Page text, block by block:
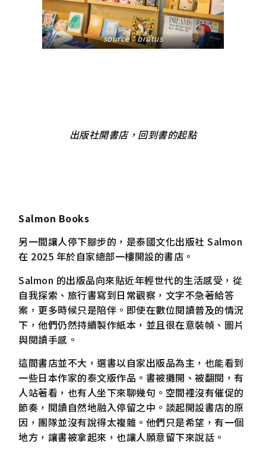
source：brutus
出版社開書店，回到書的起點
Salmon Books
另一間讓人停下腳步的，是泰國文化出版社 Salmon
在 2025 年於自家總部一樓開設的書店。
Salmon 的出版品向來貼近年輕世代的生活感受，從
自我探索、旅行書寫到日常觀察，文字不急著給答
案，更多時候只是陪伴。即使在數位閱讀普及的情況
下，他們仍然持續製作紙本，並且很在意裝幀、圖片
與閱讀手感。
這間書店並不大，選書以自家出版品為主，也能看到
一些日本作家的泰文版作品。書被攤開、被翻閱，有
人站著看，也有人坐下來聊幾句。空間裡沒有催促的
節奏，閱讀自然地融入停留之中。談起開設書店的原
因，團隊並沒有說得太複雜。他們只是希望，有一個
地方，讓書被拿起來，也讓人願意留下來說話。